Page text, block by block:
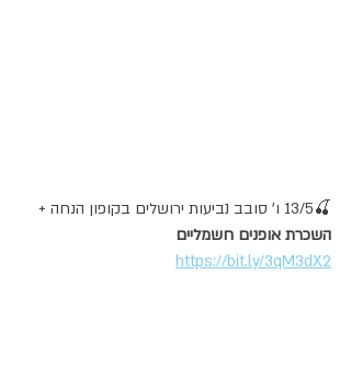
🍒13/5 ו' סובב נביעות ירושלים בקופון הנחה +
השכרת אופנים חשמליים
https://bit.ly/3qM3dX2